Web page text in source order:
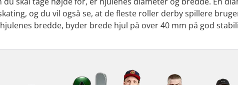
og du vil også se, at de fleste roller derby spillere
bredde, byder brede hjul på over 40 mm på god